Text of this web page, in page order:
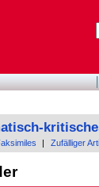
Zufälliger